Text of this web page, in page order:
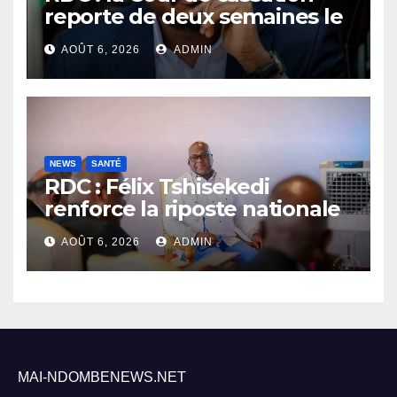
reporte de deux semaines le
procès Frivao
AOÛT 6, 2026 ADMIN
NEWS SANTÉ
RDC : Félix Tshisekedi
renforce la riposte nationale
contre l’épidémie d’Ebola
AOÛT 6, 2026 ADMIN
MAI-NDOMBENEWS.NET